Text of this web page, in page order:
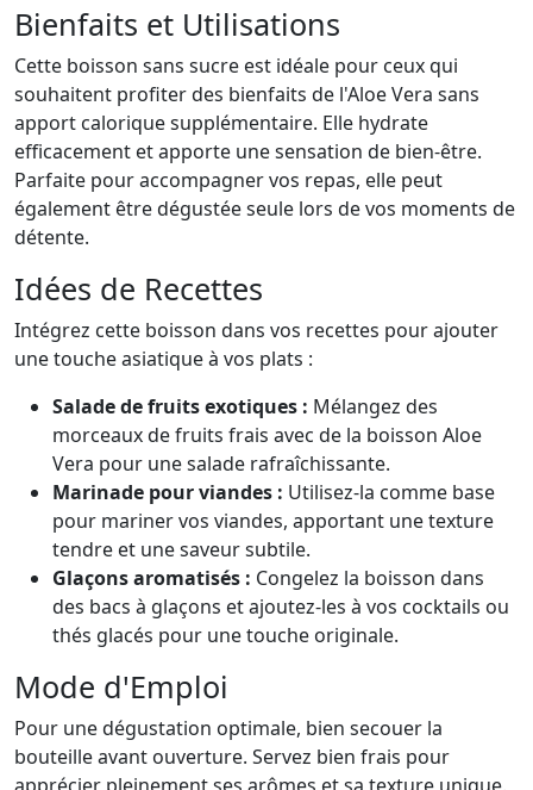
Bienfaits et Utilisations
Cette boisson sans sucre est idéale pour ceux qui
souhaitent profiter des bienfaits de l'Aloe Vera sans
apport calorique supplémentaire. Elle hydrate
efficacement et apporte une sensation de bien-être.
Parfaite pour accompagner vos repas, elle peut
également être dégustée seule lors de vos moments de
détente.
Idées de Recettes
Intégrez cette boisson dans vos recettes pour ajouter
une touche asiatique à vos plats :
Salade de fruits exotiques : Mélangez des
morceaux de fruits frais avec de la boisson Aloe
Vera pour une salade rafraîchissante.
Marinade pour viandes : Utilisez-la comme base
pour mariner vos viandes, apportant une texture
tendre et une saveur subtile.
Glaçons aromatisés : Congelez la boisson dans
des bacs à glaçons et ajoutez-les à vos cocktails ou
thés glacés pour une touche originale.
Mode d'Emploi
Pour une dégustation optimale, bien secouer la
bouteille avant ouverture. Servez bien frais pour